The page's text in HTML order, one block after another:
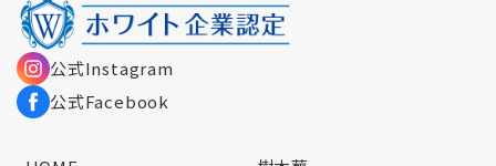
公式Instagram
公式Facebook